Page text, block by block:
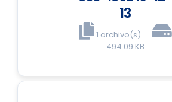
13
1 archivo(s)
494.09 KB